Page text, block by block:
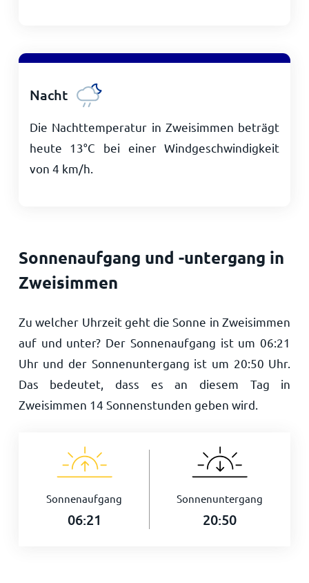
Nacht
Die Nachttemperatur in Zweisimmen beträgt
heute 13°C bei einer Windgeschwindigkeit
von 4 km/h
Sonnenaufgang und -untergang in
Zweisimmen
Zu welcher Uhrzeit geht die Sonne in Zweisimmen
auf und unter? Der Sonnenaufgang ist um06:21
Uhr und der Sonnenuntergang ist um 20:50 Uhr.
Das bedeutet, dass es an diesem Tag in
Zweisimmen 14 Sonnenstunden geben wird.
Sonnenaufgang
06:21
Sonnenuntergang
20:50